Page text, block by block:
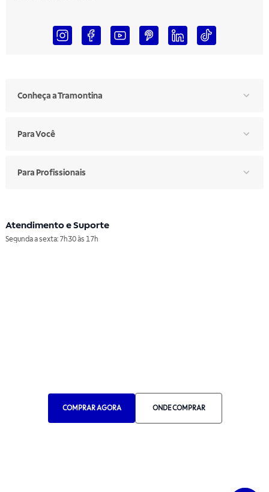
COMPRAR AGORA ONDE COMPRAR
Conheça a Tramontina
Para Você
Para Profissionais
Atendimento e Suporte
Segunda a sexta: 7h30 às 17h